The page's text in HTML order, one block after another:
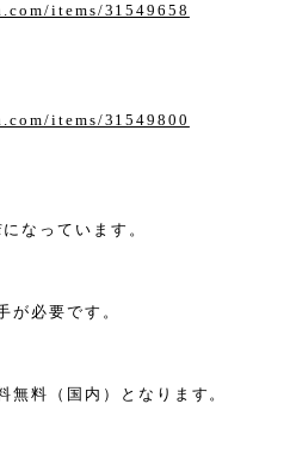
items/31549658
items/31549800
なっています。
が必要です。
無料（国内）となります。